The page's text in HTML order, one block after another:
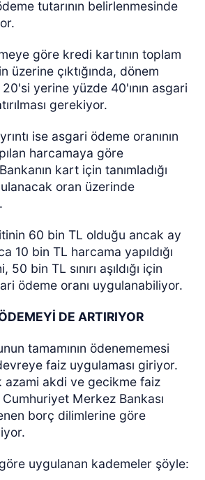
tutarının belirlenmesinde
göre kredi kartının toplam
üzerine çıktığında, dönem
yerine yüzde 40'ının asgari
gerekiyor.
ise asgari ödeme oranının
harcamaya göre
kart için tanımladığı
oran üzerinde
60 bin TL olduğu ancak ay
10 bin TL harcama yapıldığı
bin TL sınırı aşıldığı için
ödeme oranı uygulanabiliyor.
DE ARTIRIYOR
tamamının ödenememesi
faiz uygulaması giriyor.
azami akdi ve gecikme faiz
Merkez Bankası
borç dilimlerine göre
uygulanan kademeler şöyle: